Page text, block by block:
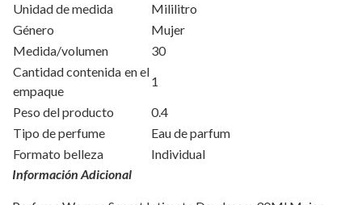
Unidad de medida
Mililitro
Género
Mujer
Medida/volumen
30
Cantidad contenida en el
empaque
1
Peso del producto
0.4
Tipo de perfume
Eau de parfum
Formato belleza
Individual
Información Adicional